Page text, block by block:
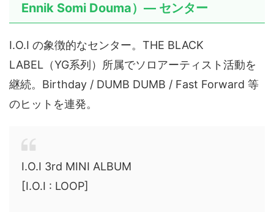
Ennik Somi Douma）— センター
I.O.I の象徴的なセンター。THE BLACK
LABEL（YG系列）所属でソロアーティスト活動を
継続。Birthday / DUMB DUMB / Fast Forward 等
のヒットを連発。
I.O.I 3rd MINI ALBUM
[I.O.I : LOOP]